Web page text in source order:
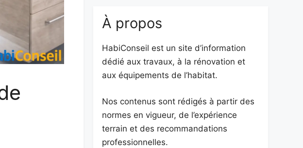
À propos
HabiConseil est un site d’information
dédié aux travaux, à la rénovation et
aux équipements de l’habitat.
Nos contenus sont rédigés à partir des
normes en vigueur, de l’expérience
terrain et des recommandations
professionnelles.